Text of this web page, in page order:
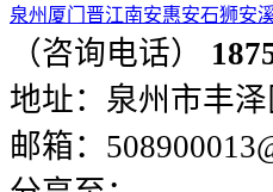
泉州 厦门 晋江南安惠安石狮安
（咨询电话）
地址：泉州市丰
邮箱：